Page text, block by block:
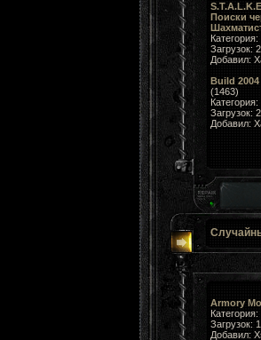
Поиски
Категория:
Загрузок:
Добавил:
Build
(1463)
Категория:
Загрузок:
Добавил:
Armory
Категория:
Загрузок:
Добавил: